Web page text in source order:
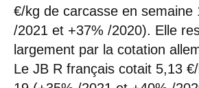
€/kg de carcasse en semaine
/2021 et +37% /2020). Elle
largement par la cotation
Le JB R français cotait 5,13